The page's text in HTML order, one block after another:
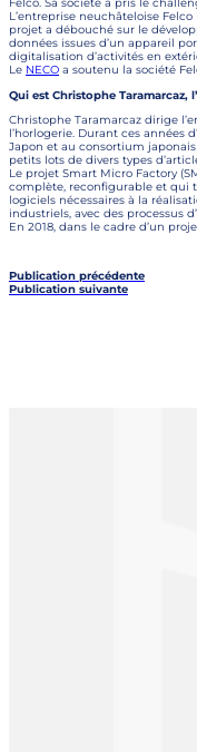
L’entreprise neuchâteloise
projet a débouché sur le
données issues d’un appareil
digitalisation d’activités en
Le NECO a soutenu la société
Qui est Christophe Taramarcaz,
Christophe Taramarcaz dirige
l’horlogerie. Durant ces années
Japon et au consortium
petits lots de divers types
Le projet Smart Micro Factory
complète, reconfigurable et qui
logiciels nécessaires à la
industriels, avec des processus
En 2018, dans le cadre d’un
Publication précédente
Publication suivante